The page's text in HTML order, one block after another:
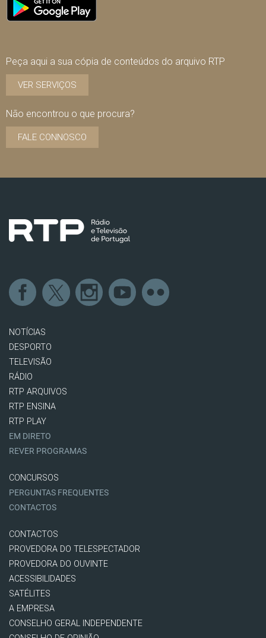
Peça aqui a sua cópia de conteúdos do arquivo RTP
VER SERVIÇOS
Não encontrou o que procura?
FALE CONNOSCO
NOTÍCIAS
DESPORTO
TELEVISÃO
RÁDIO
RTP ARQUIVOS
RTP ENSINA
RTP PLAY
EM DIRETO
REVER PROGRAMAS
CONCURSOS
PERGUNTAS FREQUENTES
CONTACTOS
CONTACTOS
PROVEDORA DO TELESPECTADOR
PROVEDORA DO OUVINTE
ACESSIBILIDADES
SATÉLITES
A EMPRESA
CONSELHO GERAL INDEPENDENTE